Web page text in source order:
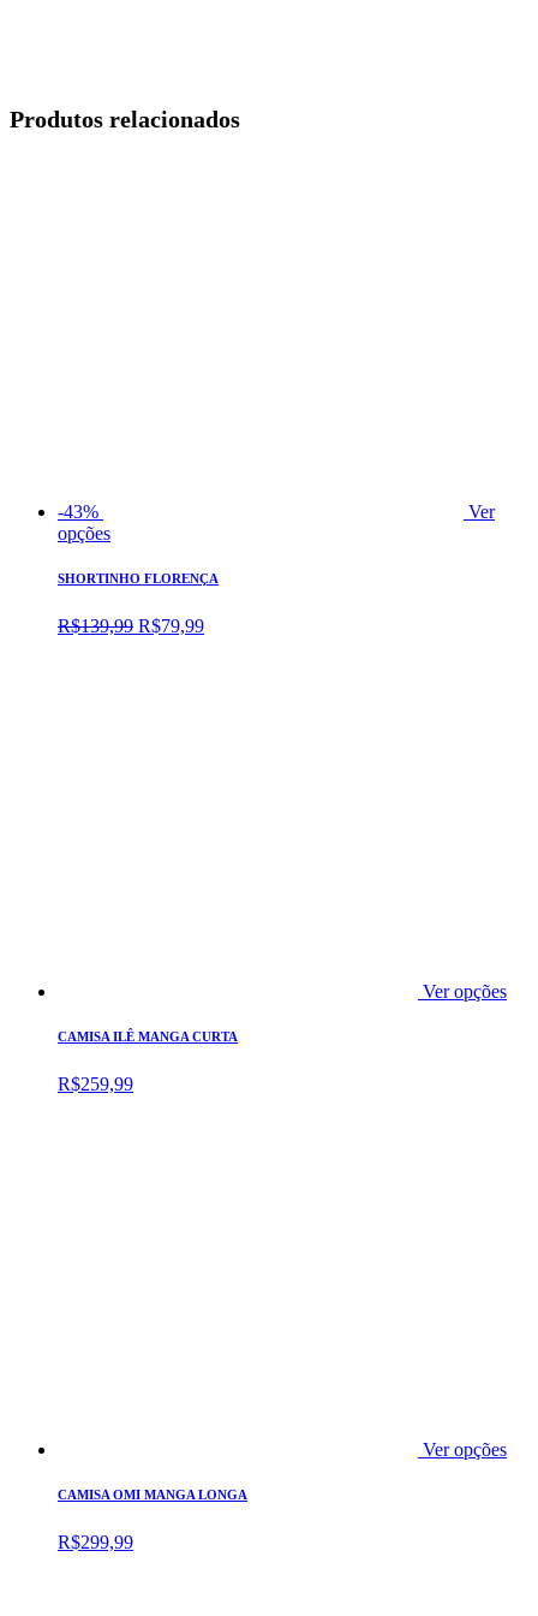
Produtos relacionados
-43%
Ver
opções
SHORTINHO FLORENÇA
R$139,99 O
R$79,99O
Ver opções
CAMISA ILÊ MANGA CURTA
R$259,99
Ver opções
CAMISA OMI MANGA LONGA
R$299,99